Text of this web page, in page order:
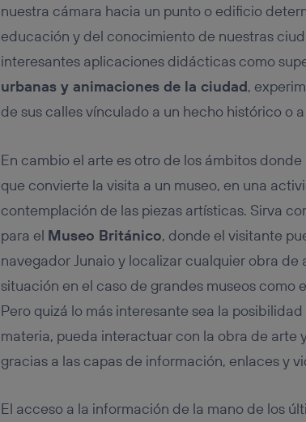
nuestra cámara hacia un punto o edificio
educación y del conocimiento de nuestras
interesantes aplicaciones didácticas como
urbanas y animaciones de la ciudad,
de sus calles vínculado a un hecho histórico o
En cambio el arte es otro de los ámbitos
que convierte la visita a un museo, en una
contemplación de las piezas artísticas. Sirva
para el Museo Británico, donde el visitante
navegador Junaio y localizar cualquier obra
situación en el caso de grandes museos como
Pero quizá lo más interesante sea la
materia, pueda interactuar con la obra de arte
gracias a las capas de información, enlaces y
El acceso a la información de la mano de los